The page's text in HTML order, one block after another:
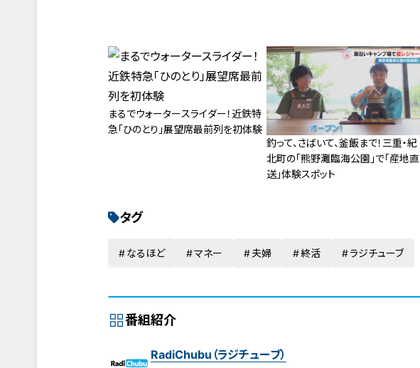
まるでウォータースライダー！近鉄特
急「ひのとり」展望席最前列を初体験
釣って、さばいて、釜飯まで！三重・紀
北町の「熊野灘臨海公園」で「産地直
送」体験スポット
タグ
なるほど マネー 夫婦 終活 ラジチューブ
番組紹介
RadiChubu（ラジチューブ）